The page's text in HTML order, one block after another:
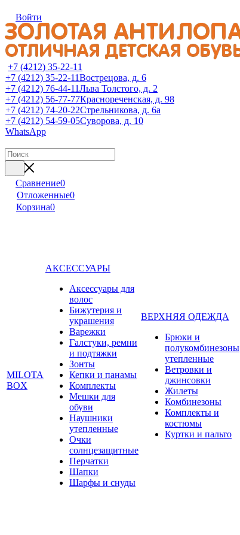
Войти
+7 (4212) 35-22-11
+7 (4212) 35-22-11Вострецова, д. 6
+7 (4212) 76-44-11Льва Толстого, д. 2
+7 (4212) 56-77-77Краснореченская, д. 98
+7 (4212) 74-20-22Стрельникова, д. 6а
+7 (4212) 54-59-05Суворова, д. 10
WhatsApp
Сравнение0
Отложенные0
Корзина0
MILOTA
BOX
АКСЕССУАРЫ
Аксессуары для
волос
Бижутерия и
украшения
Варежки
Галстуки, ремни
и подтяжки
Зонты
Кепки и панамы
Комплекты
Мешки для
обуви
Наушники
утепленные
Очки
солнцезащитные
Перчатки
Шапки
Шарфы и снуды
ВЕРХНЯЯ ОДЕЖДА
Брюки и
полукомбинезоны
утепленные
Ветровки и
джинсовки
Жилеты
Комбинезоны
Комплекты и
костюмы
Куртки и пальто